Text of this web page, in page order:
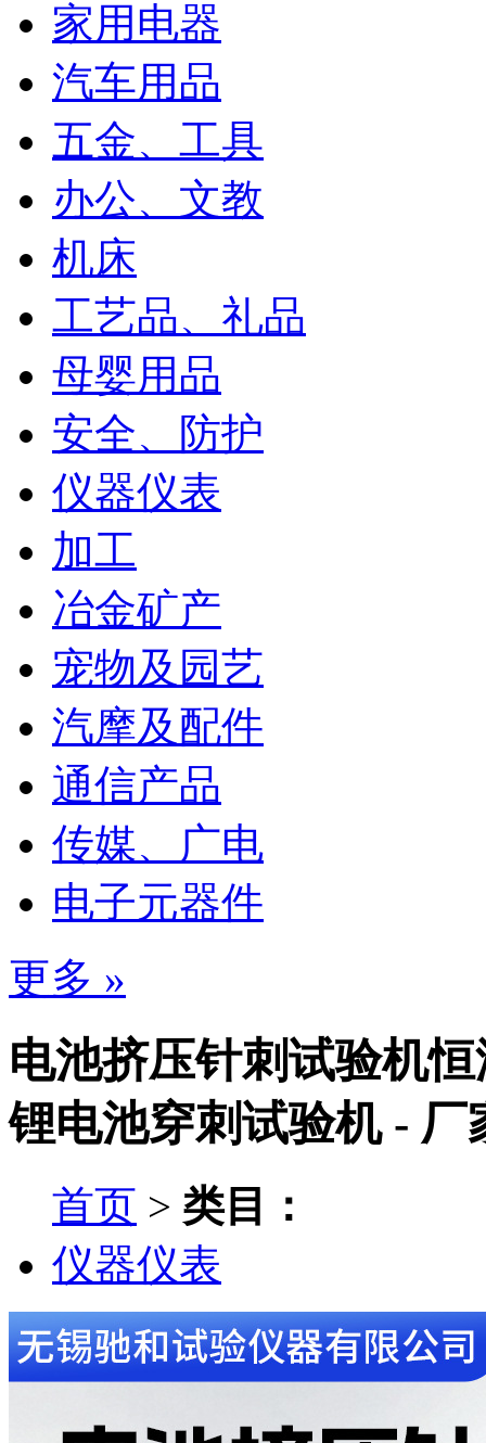
家用电器
汽车用品
五金、工具
办公、文教
机床
工艺品、礼品
母婴用品
安全、防护
仪器仪表
加工
冶金矿产
宠物及园艺
汽摩及配件
通信产品
传媒、广电
电子元器件
更多 »
电池挤压针刺试验机
锂电池穿刺试验机 - 厂
首页 > 类目：
仪器仪表